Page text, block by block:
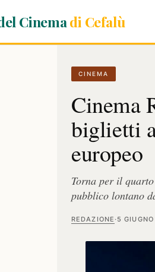
Cinemadi Cefalù
CINEMA
Cinema
biglietti
europeo
Torna per il
pubblico lontano
REDAZIONE ·5